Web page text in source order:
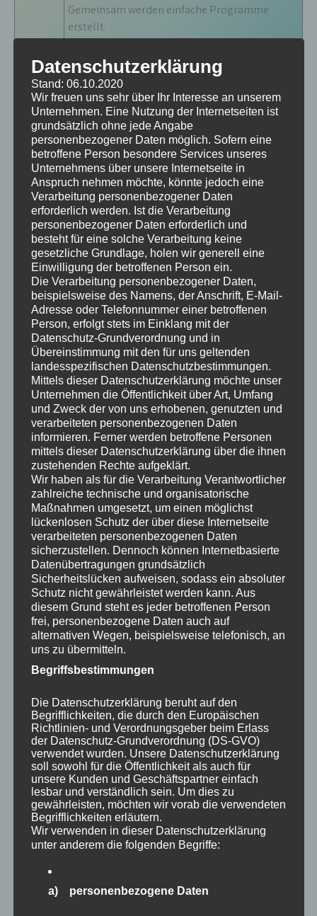
Gemeinsam werden einfache Programme
erstellt.
Leitung: Tino Sattler
Datum: 23.01.2023
Uhrzeit: 14:00 – 15:30
FIBS:
http://fibs.alp.dillingen.de/suche/details.php?
v_id=267702
Titel:
Grundlagen in Umgang und Einsatz digitaler
Tafeln (z.B. Firma Degen) im Unterricht der
Grundschule
Inhalt:
In dieser Veranstaltung werden erste Schritte
am Board erklärt und geübt. Es werden
Möglichkeiten des Einsatzes im täglichen
Unterricht als Ergänzung und Ersatz der
Kreidetafel aufgezeigt.
Leitung: Timea Döpfner
Datum: 01.02.2023
Uhrzeit: 14:00 – 15:30
FIBS:
http://fibs.alp.dillingen.de/suche/details.php?
v_id=267703
Titel: Die Migration von Padlet zu Taskcards
Hier wird der Vorgang beschrieben Pinnwände
aus der Padlet-Instanz in die TaskCards- Instanz
zu kopieren. Halten Sie Ihre Zugänge zu den
jeweiligen Portalen bereit.
Sie benötigen für den Import in TaskCards das
Seite von TaskCards herunterladen:
https://www.taskcards.de/#/home/cardio
Laden Sie sich das Programm herunter und
entpacken Sie es im Zielordner. Öffnen Sie das
Programm (beim MAC kann es Probleme
geben, dann mit der rechten Maustaste öffnen).
Leitung: Bianca Simon
Datum: 12.01.2023
Datenschutzerklärung
Stand: 06.10.2020
Wir freuen uns sehr über Ihr Interesse an unserem
Unternehmen. Eine Nutzung der Internetseiten ist
grundsätzlich ohne jede Angabe
personenbezogener Daten möglich. Sofern eine
betroffene Person besondere Services unseres
Unternehmens über unsere Internetseite in
Anspruch nehmen möchte, könnte jedoch eine
Verarbeitung personenbezogener Daten
erforderlich werden. Ist die Verarbeitung
personenbezogener Daten erforderlich und
besteht für eine solche Verarbeitung keine
gesetzliche Grundlage, holen wir generell eine
Einwilligung der betroffenen Person ein.
Die Verarbeitung personenbezogener Daten,
beispielsweise des Namens, der Anschrift, E-Mail-
Adresse oder Telefonnummer einer betroffenen
Person, erfolgt stets im Einklang mit der
Datenschutz-Grundverordnung und in
Übereinstimmung mit den für uns geltenden
landesspezifischen Datenschutzbestimmungen.
Mittels dieser Datenschutzerklärung möchte unser
Unternehmen die Öffentlichkeit über Art, Umfang
und Zweck der von uns erhobenen, genutzten und
verarbeiteten personenbezogenen Daten
informieren. Ferner werden betroffene Personen
mittels dieser Datenschutzerklärung über die ihnen
zustehenden Rechte aufgeklärt.
Wir haben als für die Verarbeitung Verantwortlicher
zahlreiche technische und organisatorische
Maßnahmen umgesetzt, um einen möglichst
lückenlosen Schutz der über diese Internetseite
verarbeiteten personenbezogenen Daten
sicherzustellen. Dennoch können Internetbasierte
Datenübertragungen grundsätzlich
Sicherheitslücken aufweisen, sodass ein absoluter
Schutz nicht gewährleistet werden kann. Aus
diesem Grund steht es jeder betroffenen Person
frei, personenbezogene Daten auch auf
alternativen Wegen, beispielsweise telefonisch, an
uns zu übermitteln.
Begriffsbestimmungen
Die Datenschutzerklärung beruht auf den
Begrifflichkeiten, die durch den Europäischen
Richtlinien- und Verordnungsgeber beim Erlass
der Datenschutz-Grundverordnung (DS-GVO)
verwendet wurden. Unsere Datenschutzerklärung
soll sowohl für die Öffentlichkeit als auch für
unsere Kunden und Geschäftspartner einfach
lesbar und verständlich sein. Um dies zu
gewährleisten, möchten wir vorab die verwendeten
Begrifflichkeiten erläutern.
Wir verwenden in dieser Datenschutzerklärung
unter anderem die folgenden Begriffe:
a) personenbezogene Daten